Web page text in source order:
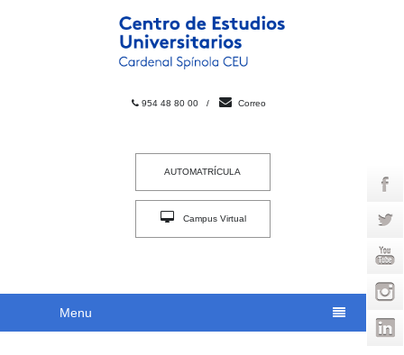
954 48 80 00 / Correo
AUTOMATRÍCULA
Campus Virtual
Menu